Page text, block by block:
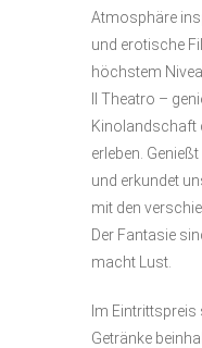
Atmosphäre
und erotische
höchstem
Il Theatro –
Kinolandschaft
erleben.
und erkundet
mit den
Der Fantasie
macht Lust.
Im
Getränke